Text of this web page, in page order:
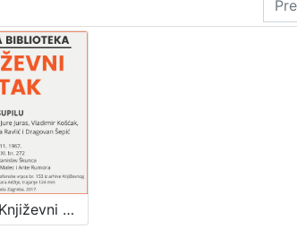
O Supilu : Književni petak, 17. 11. 1967., dvorana u Medulićevoj 30 / govore Mirjana Gross ... [et al.] ; urednik Stanislav Škunca